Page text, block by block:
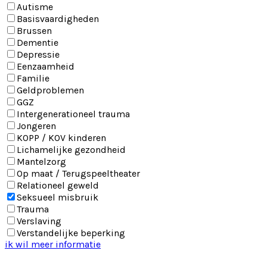
Autisme
Basisvaardigheden
Brussen
Dementie
Depressie
Eenzaamheid
Familie
Geldproblemen
GGZ
Intergenerationeel trauma
Jongeren
KOPP / KOV kinderen
Lichamelijke gezondheid
Mantelzorg
Op maat / Terugspeeltheater
Relationeel geweld
Seksueel misbruik
Trauma
Verslaving
Verstandelijke beperking
ik wil meer informatie